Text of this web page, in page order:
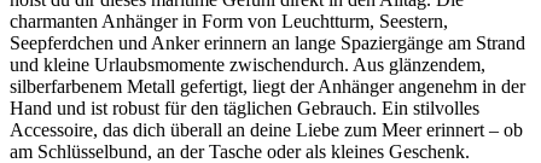
charmanten Anhänger in Form von Leuchtturm, Seestern,
Seepferdchen und Anker erinnern an lange Spaziergänge am Strand
und kleine Urlaubsmomente zwischendurch. Aus glänzendem,
silberfarbenem Metall gefertigt, liegt der Anhänger angenehm in der
Hand und ist robust für den täglichen Gebrauch. Ein stilvolles
Accessoire, das dich überall an deine Liebe zum Meer erinnert – ob
am Schlüsselbund, an der Tasche oder als kleines Geschenk.